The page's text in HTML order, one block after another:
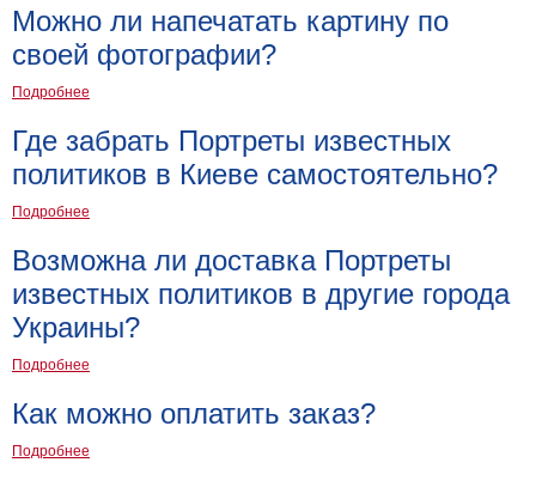
Можно ли напечатать картину по
своей фотографии?
Подробнее
Где забрать Портреты известных
политиков в Киеве самостоятельно?
Подробнее
Возможна ли доставка Портреты
известных политиков в другие города
Украины?
Подробнее
Как можно оплатить заказ?
Подробнее